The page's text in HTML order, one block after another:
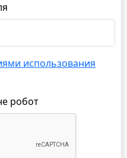
использования
робот